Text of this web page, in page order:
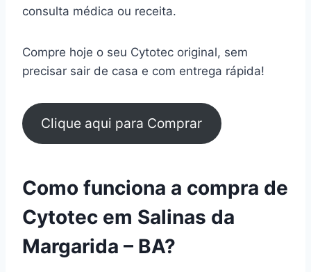
consulta médica ou receita.
Compre hoje o seu Cytotec original, sem
precisar sair de casa e com entrega rápida!
Clique aqui para Comprar
Como funciona a compra de
Cytotec em Salinas da
Margarida – BA?